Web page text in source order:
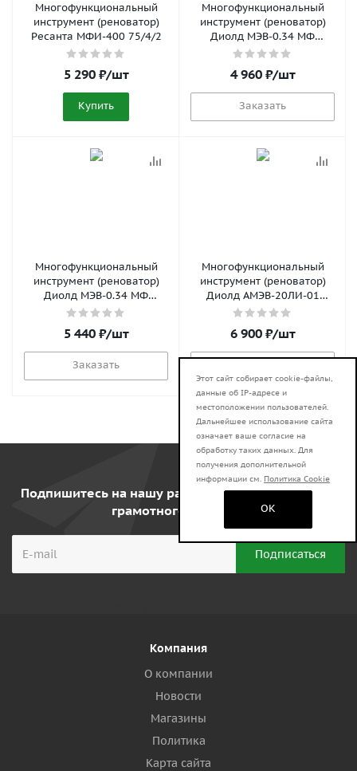
Многофункциональный
инструмент (реноватор)
Ресанта МФИ-400 75/4/2
5 290₽/шт
Купить
Многофункциональный
инструмент (реноватор)
Диолд МЭВ-0.34 МФ
10091021
4 960₽/шт
Заказать
Многофункциональный
инструмент (реноватор)
Диолд МЭВ-0.34 МФ
10091020
5 440₽/шт
Заказать
Многофункциональный
инструмент (реноватор)
Диолд АМЭВ-20ЛИ-01
10300080
6 900₽/шт
Подпишитесь на нашу рассылку, и получите курс
грамотного клиента!
Компания
О компании
Новости
Магазины
Политика
Карта сайта
Этот сайт собирает cookie-файлы,
данные об IP-адресе и
местоположении пользователей.
Дальнейшее использование сайта
означает ваше согласие на
обработку таких данных. Для
получения дополнительной
информации см. Политика Cookie
OK